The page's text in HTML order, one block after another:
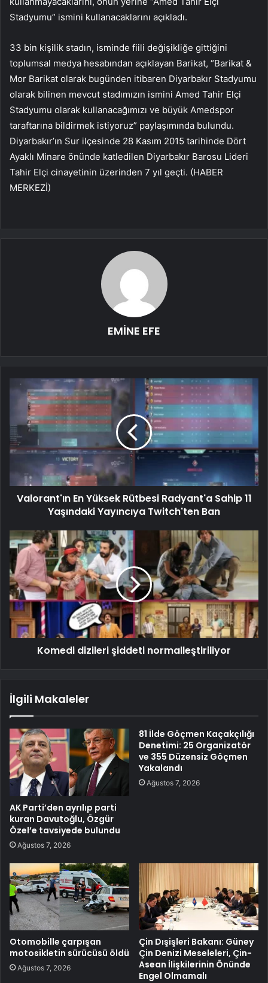
Stadyumu” ismini kullanacaklarını açıkladı.
33 bin kişilik stadın, isminde fiili değişikliğe gittiğini
toplumsal medya hesabından açıklayan Barikat, “Barikat &
Mor Barikat olarak bugünden itibaren Diyarbakır Stadyumu
olarak bilinen mevcut stadımızın ismini Amed Tahir Elçi
Stadyumu olarak kullanacağımızı ve büyük Amedspor
taraftarına bildirmek istiyoruz” paylaşımında bulundu.
Diyarbakır’ın Sur ilçesinde 28 Kasım 2015 tarihinde Dört
Ayaklı Minare önünde katledilen Diyarbakır Barosu Lideri
Tahir Elçi cinayetinin üzerinden 7 yıl geçti. (HABER
MERKEZİ)
EMİNE EFE
Valorant'ın En Yüksek Rütbesi Radyant'a Sahip 11
Yaşındaki Yayıncıya Twitch'ten Ban
Komedi dizileri şiddeti normalleştiriliyor
İlgili Makaleler
AK Parti’den ayrılıp parti
kuran Davutoğlu, Özgür
Özel’e tavsiyede bulundu
Ağustos 7, 2026
81 İlde Göçmen Kaçakçılığı
Denetimi: 25 Organizatör
ve 355 Düzensiz Göçmen
Yakalandı
Ağustos 7, 2026
Otomobille çarpışan
motosikletin sürücüsü öldü
Ağustos 7, 2026
Çin Dışişleri Bakanı: Güney
Çin Denizi Meseleleri, Çin-
Asean İlişkilerinin Önünde
Engel Olmamalı